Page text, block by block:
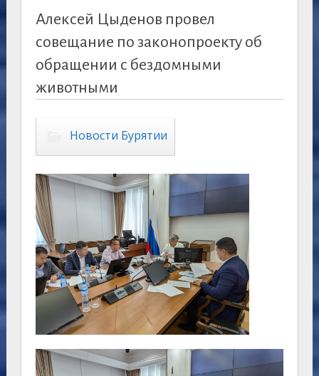
Алексей Цыденов провел
совещание по законопроекту об
обращении с бездомными
животными
Новости Бурятии